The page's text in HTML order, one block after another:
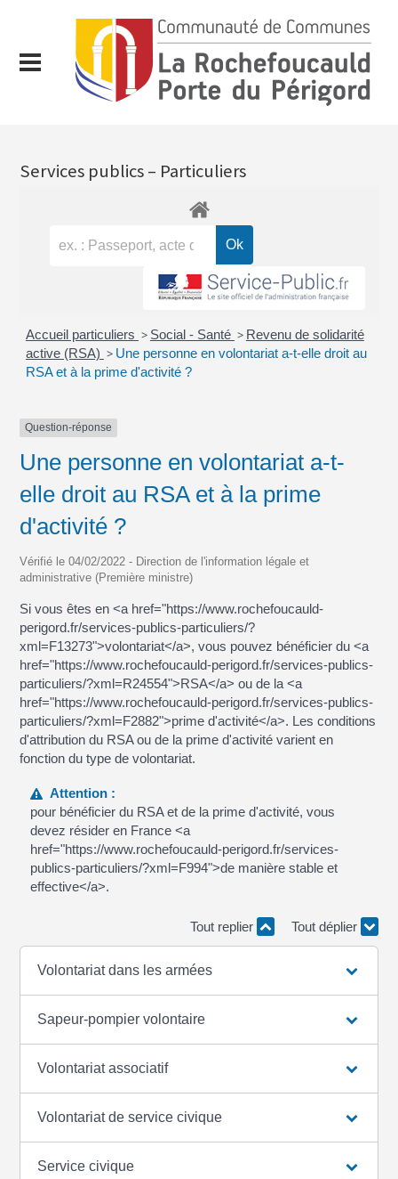
Services publics – Particuliers
Accueil particuliers > Social - Santé > Revenu de solidarité
active (RSA) > Une personne en volontariat a-t-elle droit au
RSA et à la prime d'activité ?
Question-réponse
Une personne en volontariat a-t-
elle droit au RSA et à la prime
d'activité ?
Vérifié le 04/02/2022 - Direction de l'information légale et
administrative (Première ministre)
Si vous êtes en <a href="https://www.rochefoucauld-
perigord.fr/services-publics-particuliers/?
xml=F13273">volontariat</a>, vous pouvez bénéficier du <a
href="https://www.rochefoucauld-perigord.fr/services-publics-
particuliers/?xml=R24554">RSA</a> ou de la <a
href="https://www.rochefoucauld-perigord.fr/services-publics-
particuliers/?xml=F2882">prime d'activité</a>. Les conditions
d'attribution du RSA ou de la prime d'activité varient en
fonction du type de volontariat.
Attention :
pour bénéficier du RSA et de la prime d'activité, vous
devez résider en France <a
href="https://www.rochefoucauld-perigord.fr/services-
publics-particuliers/?xml=F994">de manière stable et
effective</a>.
Tout replier Tout déplier
Volontariat dans les armées
Sapeur-pompier volontaire
Volontariat associatif
Volontariat de service civique
Service civique